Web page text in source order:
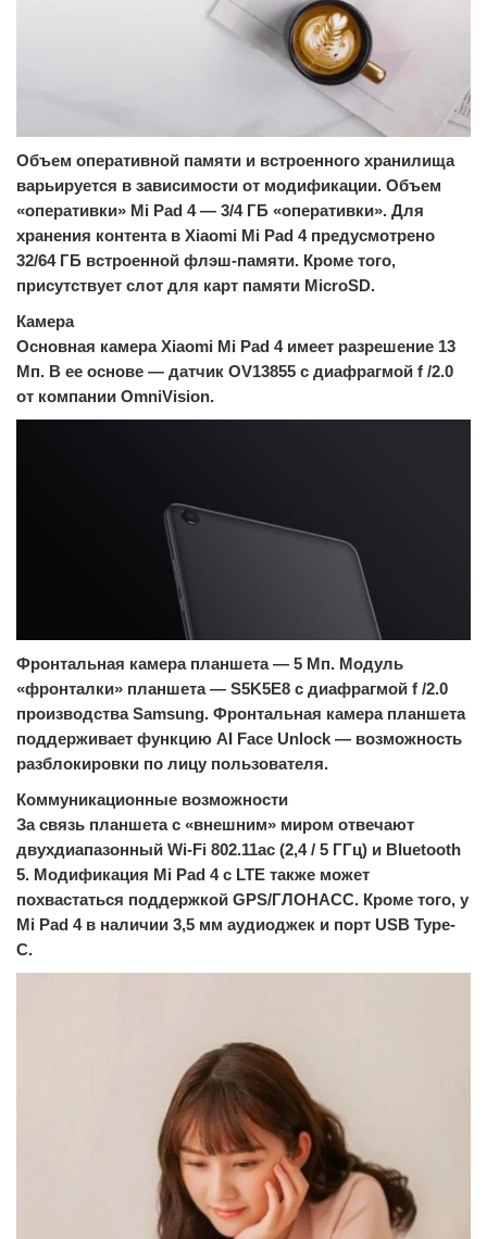
Объем оперативной памяти и встроенного хранилища
варьируется в зависимости от модификации. Объем
«оперативки» Mi Pad 4 — 3/4 ГБ «оперативки». Для
хранения контента в Xiaomi Mi Pad 4 предусмотрено
32/64 ГБ встроенной флэш-памяти. Кроме того,
присутствует слот для карт памяти MicroSD.
Камера
Основная камера Xiaomi Mi Pad 4 имеет разрешение 13
Мп. В ее основе — датчик OV13855 с диафрагмой f /2.0
от компании OmniVision.
Фронтальная камера планшета — 5 Мп. Модуль
«фронталки» планшета — S5K5E8 с диафрагмой f /2.0
производства Samsung. Фронтальная камера планшета
поддерживает функцию AI Face Unlock — возможность
разблокировки по лицу пользователя.
Коммуникационные возможности
За связь планшета с «внешним» миром отвечают
двухдиапазонный Wi-Fi 802.11ac (2,4 / 5 ГГц) и Bluetooth
5. Модификация Mi Pad 4 с LTE также может
похвастаться поддержкой GPS/ГЛОНАСС. Кроме того, у
Mi Pad 4 в наличии 3,5 мм аудиоджек и порт USB Type-
C.